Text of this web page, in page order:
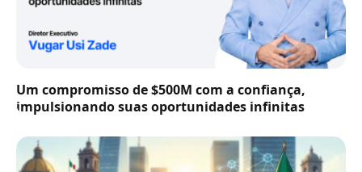
Um compromisso de $500M com a confiança,
impulsionando suas oportunidades infinitas